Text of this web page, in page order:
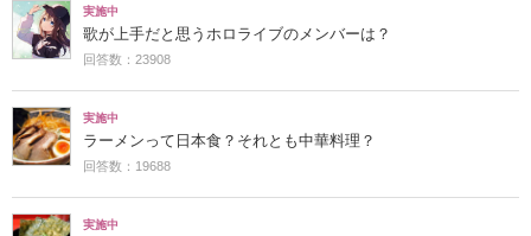
実施中
歌が上手だと思うホロライブのメンバーは？
回答数：23908
実施中
ラーメンって日本食？それとも中華料理？
回答数：19688
実施中